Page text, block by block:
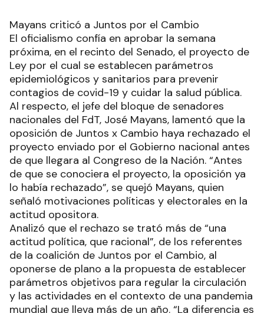
Mayans criticó a Juntos por el Cambio
El oficialismo confía en aprobar la semana
próxima, en el recinto del Senado, el proyecto de
Ley por el cual se establecen parámetros
epidemiológicos y sanitarios para prevenir
contagios de covid-19 y cuidar la salud pública.
Al respecto, el jefe del bloque de senadores
nacionales del FdT, José Mayans, lamentó que la
oposición de Juntos x Cambio haya rechazado el
proyecto enviado por el Gobierno nacional antes
de que llegara al Congreso de la Nación. “Antes
de que se conociera el proyecto, la oposición ya
lo había rechazado”, se quejó Mayans, quien
señaló motivaciones políticas y electorales en la
actitud opositora.
Analizó que el rechazo se trató más de “una
actitud política, que racional”, de los referentes
de la coalición de Juntos por el Cambio, al
oponerse de plano a la propuesta de establecer
parámetros objetivos para regular la circulación
y las actividades en el contexto de una pandemia
mundial que lleva más de un año. “La diferencia es